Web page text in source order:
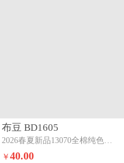
布豆 BD1605
2026春夏新品13070全棉纯色系三四件套纯棉四件套抹茶绿+浅灰
￥ 40.00